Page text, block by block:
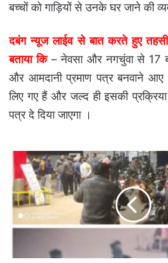
बच्चों को गाड़ियों से उनके घर जाने की
दबंग न्यूज लाईव से बात करते हुए
बताया कि– नेवसा और नगचुंवा से 17
और आमदानी प्रमाण पत्र बनवाने
लिए गए हैं और जल्द ही इसकी
पत्र दे दिया जाएगा ।
शूट
आउट
इन
कोटा
।
समय
रात
आठ